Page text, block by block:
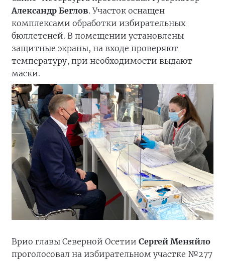
Александр Беглов. Участок оснащен
комплексами обработки избирательных
бюллетеней. В помещении установлены
защитные экраны, на входе проверяют
температуру, при необходимости выдают
маски.
Врио главы Северной Осетии Сергей Меняйло
проголосовал на избирательном участке №277